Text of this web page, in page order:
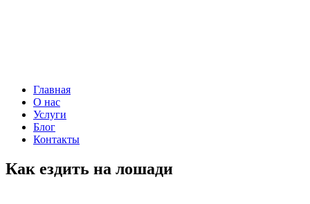
Главная
О нас
Услуги
Блог
Контакты
Как ездить на лошади